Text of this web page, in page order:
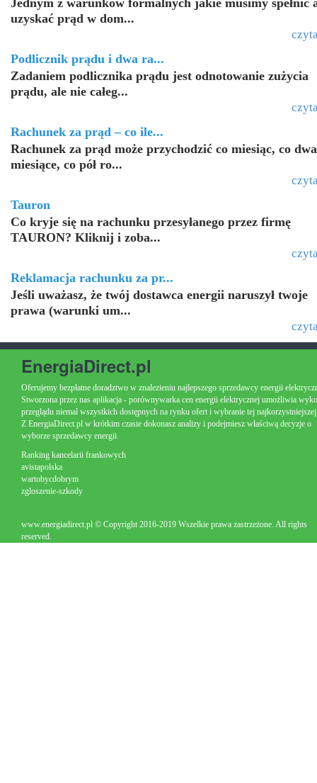
Jednym z warunków formalnych jakie musimy spełnić
uzyskać prąd w dom...
Podlicznik prądu i dwa ra...
Zadaniem podlicznika prądu jest odnotowanie zużycia
prądu, ale nie całeg...
Rachunek za prąd – co ile...
Rachunek za prąd może przychodzić co miesiąc, co dwa
miesiące, co pół ro...
Tauron
Co kryje się na rachunku przesyłanego przez firmę
TAURON? Kliknij i zoba...
Reklamacja rachunku za pr...
Jeśli uważasz, że twój dostawca energii naruszył twoje
prawa (warunki um...
EnergiaDirect.pl
Oferujemy bezpłatne doradztwo w znalezieniu najlepszego sprzedawcy energii
Stworzona przez nas aplikacja - porównywarka cen energii elektrycznej umożliwia
przeglądu niemal wszystkich dostępnych na rynku ofert i wybranie tej
Z EnergiaDirect.pl w krótkim czasie dokonasz analizy i podejmiesz właściwą decyzje o
wyborze sprzedawcy energii.
Ranking kancelarii frankowych
avistapolska
wartobycdobrym
zgloszenie-szkody
www.energiadirect.pl © Copyright 2016-2019 Wszelkie prawa zastrzeżone. All rights
reserved.